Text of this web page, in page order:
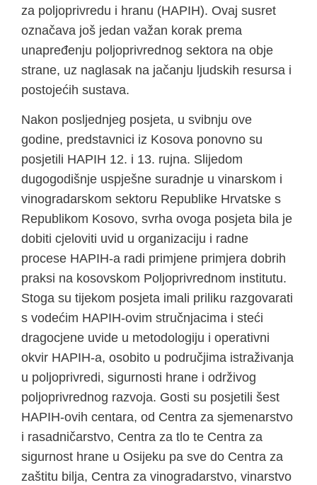
za poljoprivredu i hranu (HAPIH). Ovaj susret
označava još jedan važan korak prema
unapređenju poljoprivrednog sektora na obje
strane, uz naglasak na jačanju ljudskih resursa i
postojećih sustava.
Nakon posljednjeg posjeta, u svibnju ove
godine, predstavnici iz Kosova ponovno su
posjetili HAPIH 12. i 13. rujna. Slijedom
dugogodišnje uspješne suradnje u vinarskom i
vinogradarskom sektoru Republike Hrvatske s
Republikom Kosovo, svrha ovoga posjeta bila je
dobiti cjeloviti uvid u organizaciju i radne
procese HAPIH-a radi primjene primjera dobrih
praksi na kosovskom Poljoprivrednom institutu.
Stoga su tijekom posjeta imali priliku razgovarati
s vodećim HAPIH-ovim stručnjacima i steći
dragocjene uvide u metodologiju i operativni
okvir HAPIH-a, osobito u područjima istraživanja
u poljoprivredi, sigurnosti hrane i održivog
poljoprivrednog razvoja. Gosti su posjetili šest
HAPIH-ovih centara, od Centra za sjemenarstvo
i rasadničarstvo, Centra za tlo te Centra za
sigurnost hrane u Osijeku pa sve do Centra za
zaštitu bilja, Centra za vinogradarstvo, vinarstvo